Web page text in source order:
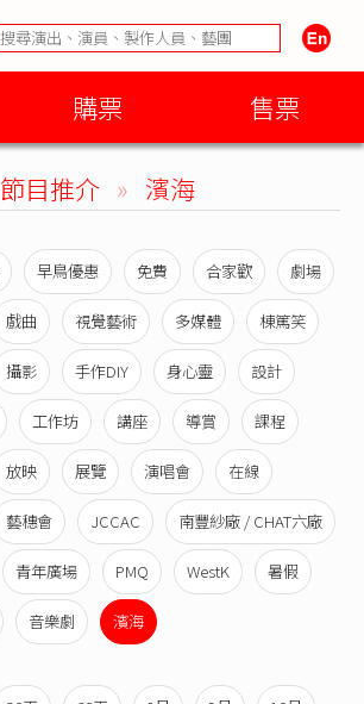
購票 售票
節目推介 » 濱海
早鳥優惠 免費 合家歡 劇場
戲曲 視覺藝術 多媒體 棟篤笑
攝影 手作DIY 身心靈 設計
工作坊 講座 導賞 課程
放映 展覽 演唱會 在線
藝穗會 JCCAC 南豐紗廠 / CHAT六廠
青年廣場 PMQ WestK 暑假
音樂劇 濱海